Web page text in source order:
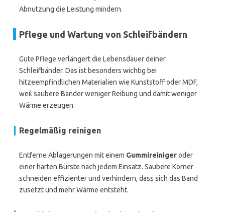
Abnutzung die Leistung mindern.
Pflege und Wartung von Schleifbändern
Gute Pflege verlängert die Lebensdauer deiner
Schleifbänder. Das ist besonders wichtig bei
hitzeempfindlichen Materialien wie Kunststoff oder MDF,
weil saubere Bänder weniger Reibung und damit weniger
Wärme erzeugen.
Regelmäßig reinigen
Entferne Ablagerungen mit einem Gummireinigeroder
einer harten Bürste nach jedem Einsatz. Saubere Körner
schneiden effizienter und verhindern, dass sich das Band
zusetzt und mehr Wärme entsteht.